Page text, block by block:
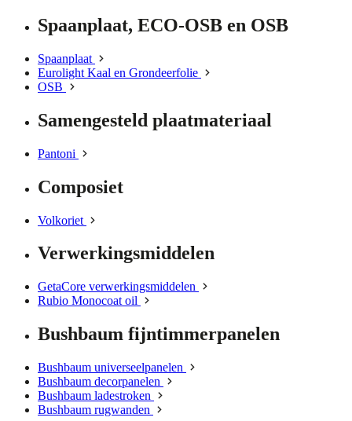
Spaanplaat, ECO-OSB en OSB
Spaanplaat
Eurolight Kaal en Grondeerfolie
OSB
Samengesteld plaatmateriaal
Pantoni
Composiet
Volkoriet
Verwerkingsmiddelen
GetaCore verwerkingsmiddelen
Rubio Monocoat oil
Bushbaum fijntimmerpanelen
Bushbaum universeelpanelen
Bushbaum decorpanelen
Bushbaum ladestroken
Bushbaum rugwanden